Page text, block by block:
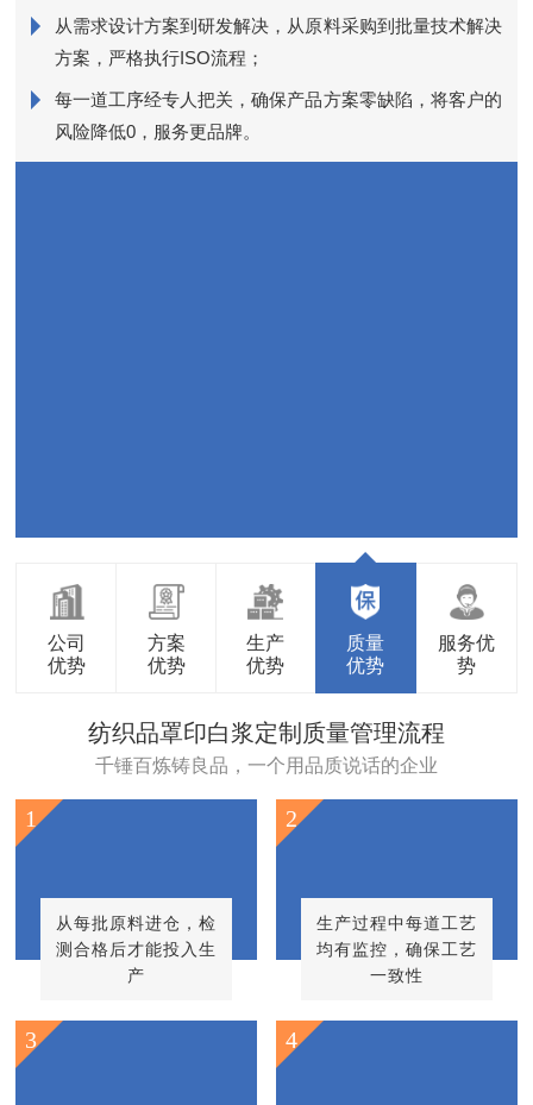
为满足广大客户快速供货需求，"贴心管家服务"全程跟踪
订单情况；
公司为客户提供服装商标品质技术支持、后期维护和售后
一站式贴心服务有保障。
公司
优势
方案
优势
生产
优势
质量
优势
服务优
势
纺织品罩印白浆定制质量管理流程
千锤百炼铸良品，一个用品质说话的企业
从每批原料进仓，检
测合格后才能投入生
产
1
生产过程中每道工艺
均有监控，确保工艺
一致性
2
3 4